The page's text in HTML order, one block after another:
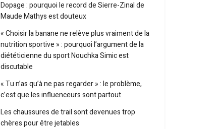
Dopage : pourquoi le record de Sierre-Zinal de
Maude Mathys est douteux
« Choisir la banane ne relève plus vraiment de la
nutrition sportive » : pourquoi l’argument de la
diététicienne du sport Nouchka Simic est
discutable
« Tu n’as qu’à ne pas regarder » : le problème,
c’est que les influenceurs sont partout
Les chaussures de trail sont devenues trop
chères pour être jetables